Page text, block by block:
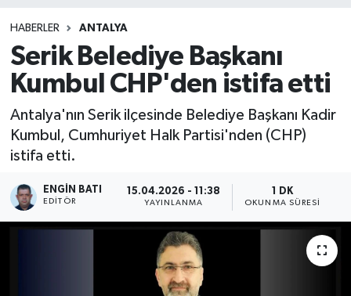
HABERLER ANTALYA
Serik Belediye Başkanı
Kumbul CHP'den istifa etti
Antalya'nın Serik ilçesinde Belediye Başkanı Kadir
Kumbul, Cumhuriyet Halk Partisi'nden (CHP)
istifa etti.
ENGIN BATI
EDITÖR
15.04.2026 - 11:38
YAYINLANMA
1 DK
OKUNMA SÜRESI
Son Dakika Haberleri